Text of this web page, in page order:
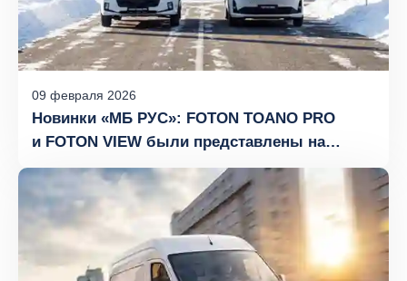
09 февраля 2026
Новинки «МБ РУС»: FOTON TOANO PRO
и FOTON VIEW были представлены на
международном форуме FLEET WORLD 2026